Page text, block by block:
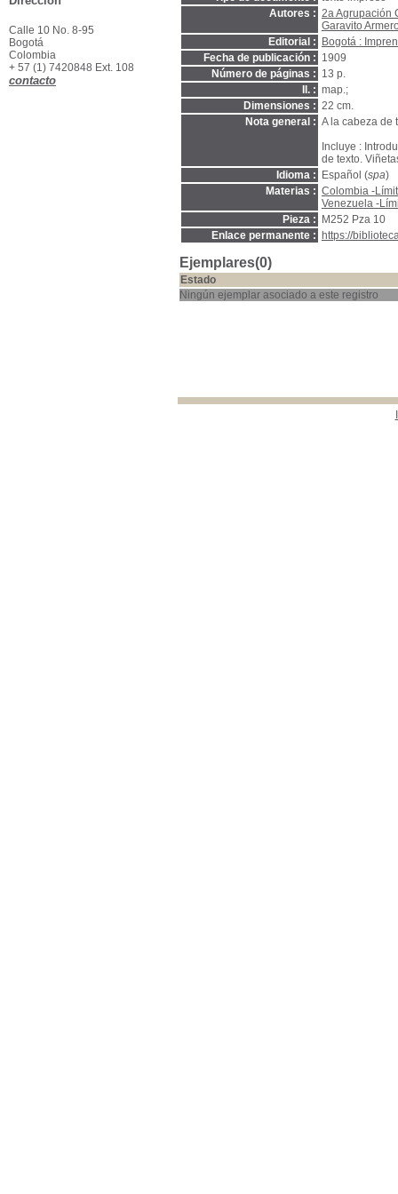
Autores : 2a Agrupación
Garavito
Editorial :
Bogotá :
Fecha de publicación : 1909
Número de páginas : 13 p.
Il. : map.;
Dimensiones : 22 cm.
Nota general : A la cabeza de
Incluye :
de texto.
Idioma :
Español (spa)
Materias : Colombia -
Venezuela -
Pieza :
M252 Pza 10
Enlace permanente :
https://
Ejemplares(0)
Estado
Ningún ejemplar asociado a este registro
Calle 10 No. 8-95
Bogotá
Colombia
+ 57 (1) 7420848 Ext. 108
contacto